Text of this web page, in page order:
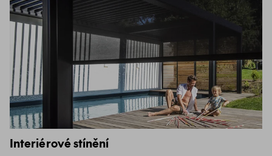
Interiérové stínění